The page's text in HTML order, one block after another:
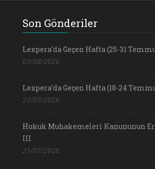
Son Gönderiler
Lexpera’da Geçen Hafta (25-31
03/08/2026
Lexpera’da Geçen Hafta (18-24
27/07/2026
Hukuk Muhakemeleri Kanununun
III
21/07/2026